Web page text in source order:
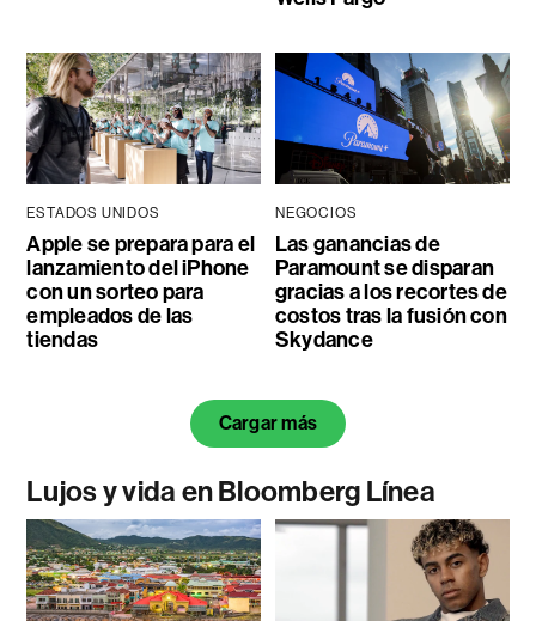
ESTADOS UNIDOS
Apple se prepara para el
lanzamiento del iPhone
con un sorteo para
empleados de las
tiendas
NEGOCIOS
Las ganancias de
Paramount se disparan
gracias a los recortes de
costos tras la fusión con
Skydance
Cargar más
Lujos y vida en Bloomberg Línea